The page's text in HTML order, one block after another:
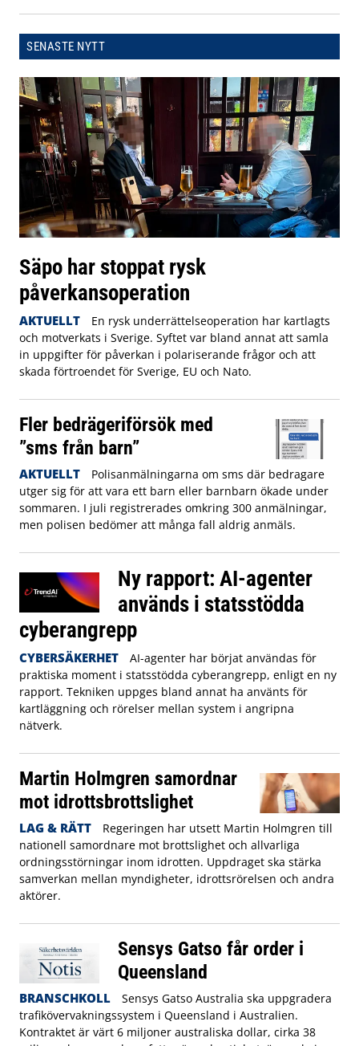
SENASTE NYTT
Säpo har stoppat rysk
påverkansoperation
AKTUELLT
En rysk underrättelseoperation har kartlagts
och motverkats i Sverige. Syftet var bland annat att samla
in uppgifter för påverkan i polariserande frågor och att
skada förtroendet för Sverige, EU och Nato.
Fler bedrägeriförsök med
”sms från barn”
AKTUELLT
Polisanmälningarna om sms där bedragare
utger sig för att vara ett barn eller barnbarn ökade under
sommaren. I juli registrerades omkring 300 anmälningar,
men polisen bedömer att många fall aldrig anmäls.
Ny rapport: AI-agenter
används i statsstödda
cyberangrepp
CYBERSÄKERHET
AI-agenter har börjat användas för
praktiska moment i statsstödda cyberangrepp, enligt en ny
rapport. Tekniken uppges bland annat ha använts för
kartläggning och rörelser mellan system i angripna
nätverk.
Martin Holmgren samordnar
mot idrottsbrottslighet
LAG & RÄTT
Regeringen har utsett Martin Holmgren till
nationell samordnare mot brottslighet och allvarliga
ordningsstörningar inom idrotten. Uppdraget ska stärka
samverkan mellan myndigheter, idrottsrörelsen och andra
aktörer.
Sensys Gatso får order i
Queensland
BRANSCHKOLL
Sensys Gatso Australia ska uppgradera
trafikövervakningssystem i Queensland i Australien.
Kontraktet är värt 6 miljoner australiska dollar, cirka 38